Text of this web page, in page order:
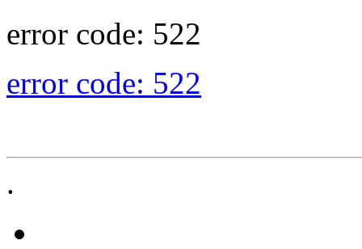
error code: 522
error code: 522
.